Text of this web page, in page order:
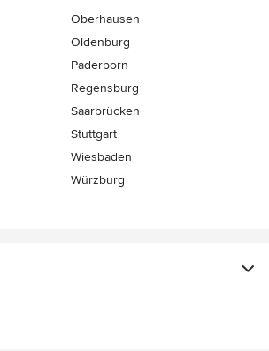
Oberhausen
Oldenburg
Paderborn
Regensburg
Saarbrücken
Stuttgart
Wiesbaden
Würzburg